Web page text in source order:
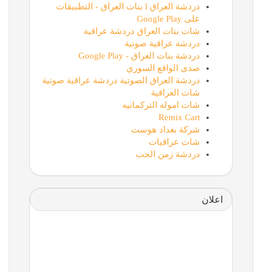
دردشة العراق l بنات العراق - التطبيقات
على Google Play
شات بنات العراق دردشة عراقية
دردشة عراقية صوتية
دردشة بنات العراق - Google Play
صدى الواقع السوري
دردشة العراق الصوتية دردشة عراقية صوتية
شات العراقية
شات اموله التركمانيه
Remix Cart
شركة بغداد هوست
شات عراقيات
دردشة زمن الحب
اعلان